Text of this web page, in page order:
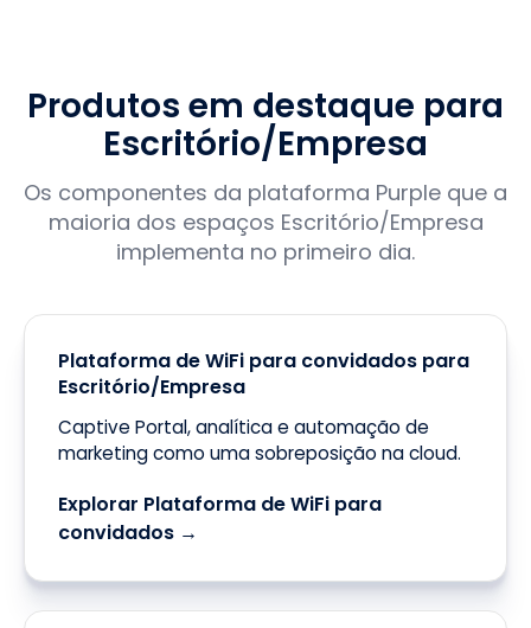
Produtos em destaque para
Escritório/Empresa
Os componentes da plataforma Purple que a
maioria dos espaços Escritório/Empresa
implementa no primeiro dia.
Plataforma de WiFi para convidados para
Escritório/Empresa
Captive Portal, analítica e automação de
marketing como uma sobreposição na cloud.
Explorar Plataforma de WiFi para
convidados →